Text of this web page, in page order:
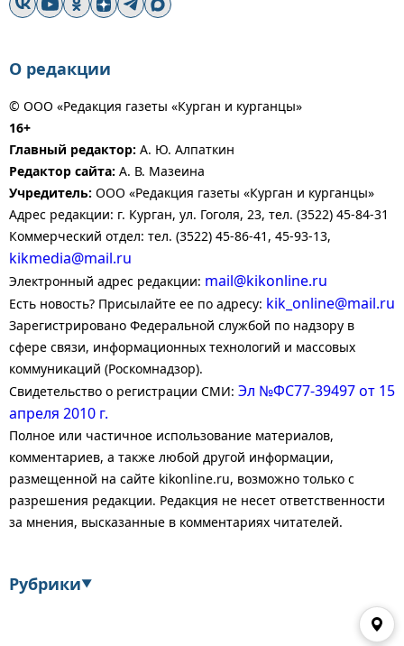
О редакции
© ООО «Редакция газеты «Курган и курганцы»
16+
Главный редактор: А. Ю. Алпаткин
Редактор сайта: А. В. Мазеина
Учредитель: ООО «Редакция газеты «Курган и курганцы»
Адрес редакции: г. Курган, ул. Гоголя, 23, тел. (3522) 45-84-31
Коммерческий отдел: тел. (3522) 45-86-41, 45-93-13,
kikmedia@mail.ru
Электронный адрес редакции: mail@kikonline.ru
Есть новость? Присылайте ее по адресу: kik_online@mail.ru
Зарегистрировано Федеральной службой по надзору в
сфере связи, информационных технологий и массовых
коммуникаций (Роскомнадзор).
Свидетельство о регистрации СМИ: Эл №ФС77-39497 от 15
апреля 2010 г.
Полное или частичное использование материалов,
комментариев, а также любой другой информации,
размещенной на сайте kikonline.ru, возможно только с
разрешения редакции. Редакция не несет ответственности
за мнения, высказанные в комментариях читателей.
Рубрики▼